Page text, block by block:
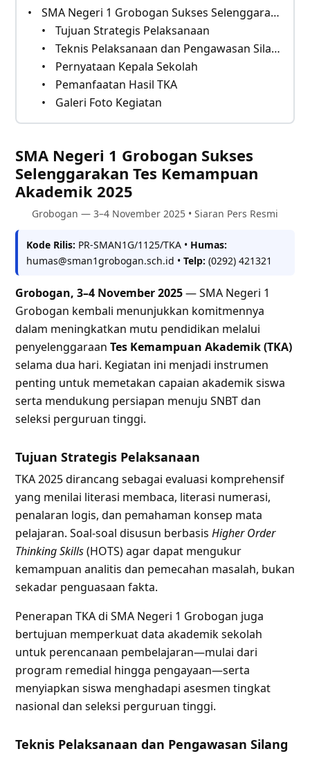
SMA Negeri 1 Grobogan Sukses Selenggarakan Tes Kemampuan Akademik 2025
Tujuan Strategis Pelaksanaan
Teknis Pelaksanaan dan Pengawasan Silang
Pernyataan Kepala Sekolah
Pemanfaatan Hasil TKA
Galeri Foto Kegiatan
SMA Negeri 1 Grobogan Sukses
Selenggarakan Tes Kemampuan
Akademik 2025
Grobogan — 3–4 November 2025 • Siaran Pers Resmi
Kode Rilis: PR-SMAN1G/1125/TKA • Humas:
humas@sman1grobogan.sch.id • Telp: (0292) 421321
Grobogan, 3–4 November 2025— SMA Negeri 1
Grobogan kembali menunjukkan komitmennya
dalam meningkatkan mutu pendidikan melalui
penyelenggaraan Tes Kemampuan Akademik (TKA)
selama dua hari. Kegiatan ini menjadi instrumen
penting untuk memetakan capaian akademik siswa
serta mendukung persiapan menuju SNBT dan
seleksi perguruan tinggi.
Tujuan Strategis Pelaksanaan
TKA 2025 dirancang sebagai evaluasi komprehensif
yang menilai literasi membaca, literasi numerasi,
penalaran logis, dan pemahaman konsep mata
pelajaran. Soal-soal disusun berbasis Higher Order
Thinking Skills(HOTS) agar dapat mengukur
kemampuan analitis dan pemecahan masalah, bukan
sekadar penguasaan fakta.
Penerapan TKA di SMA Negeri 1 Grobogan juga
bertujuan memperkuat data akademik sekolah
untuk perencanaan pembelajaran—mulai dari
program remedial hingga pengayaan—serta
menyiapkan siswa menghadapi asesmen tingkat
nasional dan seleksi perguruan tinggi.
Teknis Pelaksanaan dan Pengawasan Silang